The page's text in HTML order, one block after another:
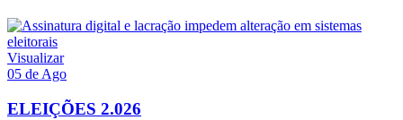
Visualizar
05 de Ago
ELEIÇÕES 2.026